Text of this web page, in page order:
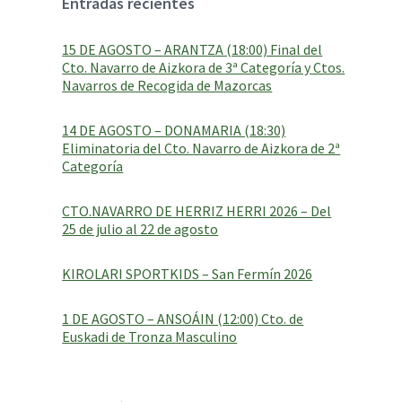
:
15 DE AGOSTO – ARANTZA (18:00) Final del
Cto. Navarro de Aizkora de 3ª Categoría y Ctos.
Navarros de Recogida de Mazorcas
14 DE AGOSTO – DONAMARIA (18:30)
Eliminatoria del Cto. Navarro de Aizkora de 2ª
Categoría
CTO.NAVARRO DE HERRIZ HERRI 2026 – Del
25 de julio al 22 de agosto
KIROLARI SPORTKIDS – San Fermín 2026
1 DE AGOSTO – ANSOÁIN (12:00) Cto. de
Euskadi de Tronza Masculino